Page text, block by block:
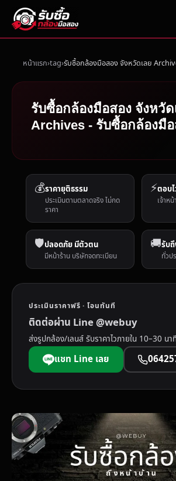
หน้าแรก tag รับซื้อกล้องมือสอง จังหวัดเลย
รับซื้อกล้องมือสอง จังหวัด
Archives - รับซื้อกล้องมื
💰ราคายุติธรรม
ประเมินตามตลาดจริง ไม่กด
ราคา
⚡ตอบ
เจ้าห
🛡️ปลอดภัย มีตัวตน
มีหน้าร้าน บริษัทจดทะเบียน
🚚รับถึ
ทั่วป
ประเมินราคาฟรี · โอนทันที
ติดต่อผ่าน Line @webuy
ส่งรูปกล้อง/เลนส์ รับราคาไวภายใน 10–30 นา
แชท Line เลย